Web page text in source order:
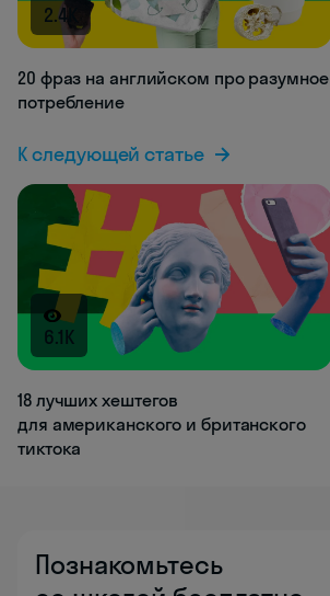
2.4K
20 фраз на английском про разумное
потребление
К следующей статье
6.1K
18 лучших хештегов
для американского и британского
тиктока
Познакомьтесь